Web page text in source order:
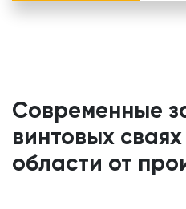
Современные
винтовых
области от